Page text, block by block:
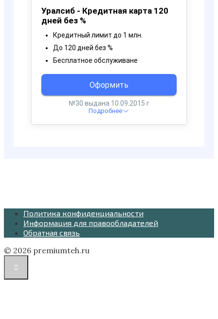
Политика конфиденциальности
Информация для правообладателей
Обратная связь
© 2026 premiumteh.ru